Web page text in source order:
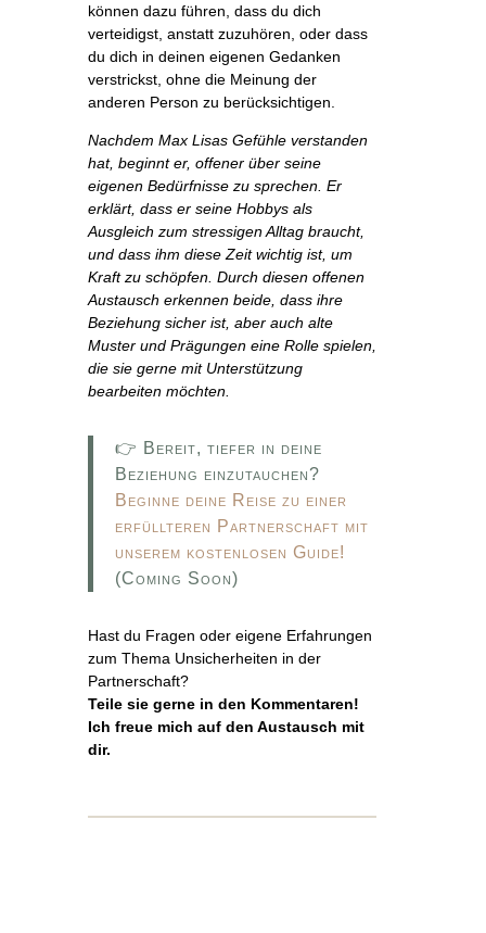
können dazu führen, dass du dich
verteidigst, anstatt zuzuhören, oder dass
du dich in deinen eigenen Gedanken
verstrickst, ohne die Meinung der
anderen Person zu berücksichtigen.
Nachdem Max Lisas Gefühle verstanden
hat, beginnt er, offener über seine
eigenen Bedürfnisse zu sprechen. Er
erklärt, dass er seine Hobbys als
Ausgleich zum stressigen Alltag braucht,
und dass ihm diese Zeit wichtig ist, um
Kraft zu schöpfen. Durch diesen offenen
Austausch erkennen beide, dass ihre
Beziehung sicher ist, aber auch alte
Muster und Prägungen eine Rolle spielen,
die sie gerne mit Unterstützung
bearbeiten möchten.
👉 Bereit, tiefer in deine
Beziehung einzutauchen?
Beginne deine Reise zu einer
erfüllteren Partnerschaft mit
unserem kostenlosen Guide!
(Coming Soon)
Hast du Fragen oder eigene Erfahrungen
zum Thema Unsicherheiten in der
Partnerschaft?
Teile sie gerne in den Kommentaren!
Ich freue mich auf den Austausch mit
dir.